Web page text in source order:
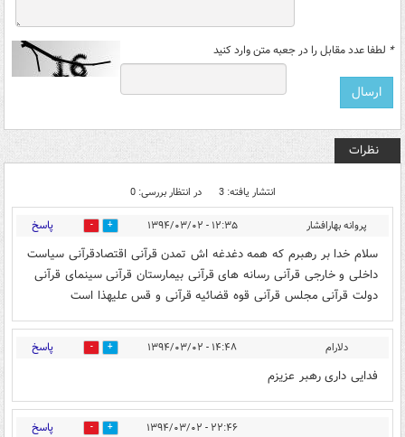
* لطفا عدد مقابل را در جعبه متن وارد کنید
نظرات
انتشار یافته: 3 در انتظار بررسی: 0
پروانه بهارافشار ۱۲:۳۵ - ۱۳۹۴/۰۳/۰۲ 0 پاسخ
سلام خدا بر رهبرم که همه دغدغه اش تمدن قرآنی اقتصادقرآنی سیاست
داخلی و خارجی قرآنی رسانه های قرآنی بیمارستان قرآنی سینمای قرآنی
دولت قرآنی مجلس قرآنی قوه قضائیه قرآنی و قس علیهذا است
دلارام ۱۴:۴۸ - ۱۳۹۴/۰۳/۰۲ 0 پاسخ
فدایی داری رهبر عزیزم
۲۲:۴۶ - ۱۳۹۴/۰۳/۰۲ 0 پاسخ